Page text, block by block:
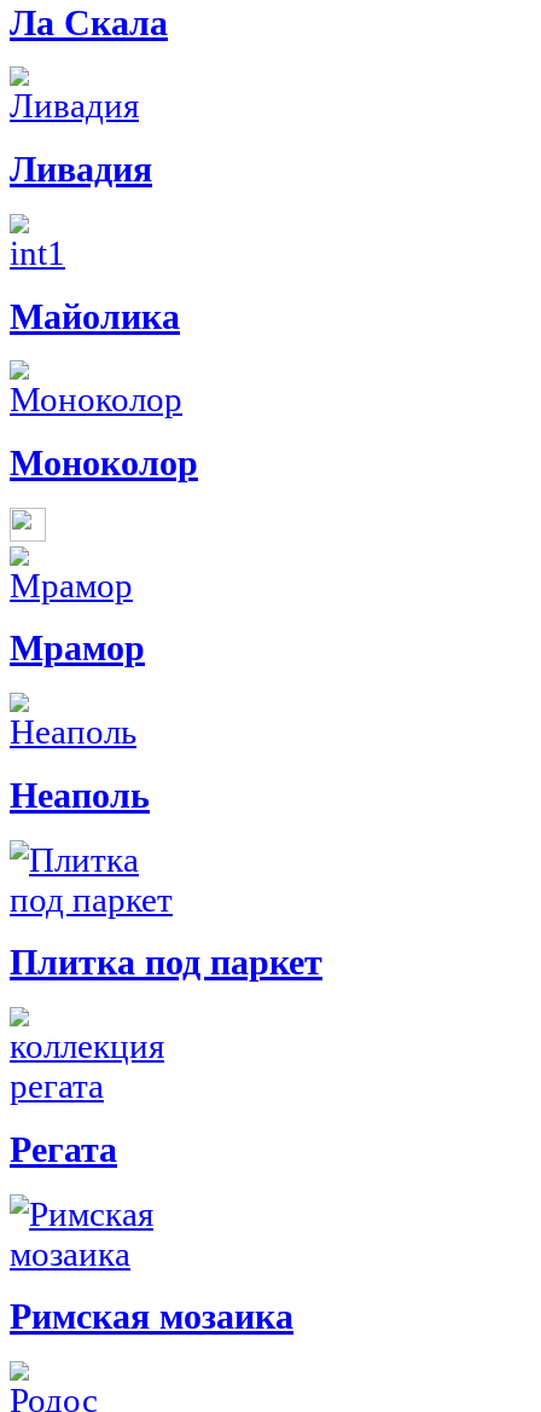
Ла Скала
Ливадия
Майолика
Моноколор
Мрамор
Неаполь
Плитка под паркет
Регата
Римская мозаика